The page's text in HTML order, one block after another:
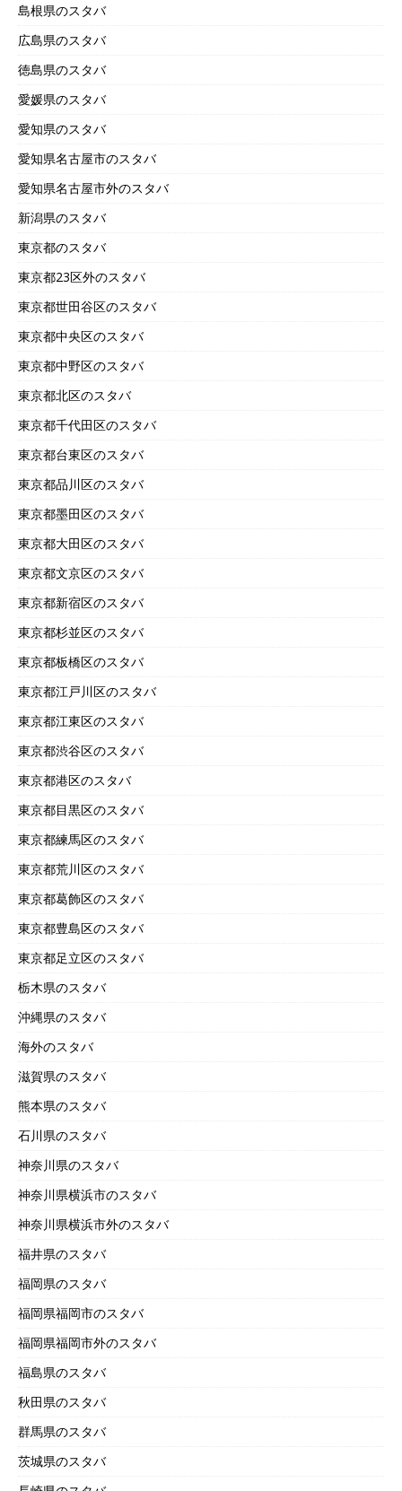
島根県のスタバ
広島県のスタバ
徳島県のスタバ
愛媛県のスタバ
愛知県のスタバ
愛知県名古屋市のスタバ
愛知県名古屋市外のスタバ
新潟県のスタバ
東京都のスタバ
東京都23区外のスタバ
東京都世田谷区のスタバ
東京都中央区のスタバ
東京都中野区のスタバ
東京都北区のスタバ
東京都千代田区のスタバ
東京都台東区のスタバ
東京都品川区のスタバ
東京都墨田区のスタバ
東京都大田区のスタバ
東京都文京区のスタバ
東京都新宿区のスタバ
東京都杉並区のスタバ
東京都板橋区のスタバ
東京都江戸川区のスタバ
東京都江東区のスタバ
東京都渋谷区のスタバ
東京都港区のスタバ
東京都目黒区のスタバ
東京都練馬区のスタバ
東京都荒川区のスタバ
東京都葛飾区のスタバ
東京都豊島区のスタバ
東京都足立区のスタバ
栃木県のスタバ
沖縄県のスタバ
海外のスタバ
滋賀県のスタバ
熊本県のスタバ
石川県のスタバ
神奈川県のスタバ
神奈川県横浜市のスタバ
神奈川県横浜市外のスタバ
福井県のスタバ
福岡県のスタバ
福岡県福岡市のスタバ
福岡県福岡市外のスタバ
福島県のスタバ
秋田県のスタバ
群馬県のスタバ
茨城県のスタバ